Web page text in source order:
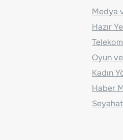
Medya
Hazır
Telekom
Oyun
Kadın
Haber
Seyahat